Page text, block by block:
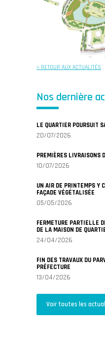
< RETOUR AUX ACTUALITÉS
Nos dernière
LE QUARTIER POURSUIT
20/07/2026
PREMIÈRES LIVRAISONS
10/07/2026
UN AIR DE PRINTEMPS Y
FAÇADE VÉGÉTALISÉE
05/05/2026
FERMETURE PARTIELLE
DE LA MAISON DE
24/04/2026
FIN DES TRAVAUX DU
PRÉFECTURE
13/04/2026
Voir toutes les